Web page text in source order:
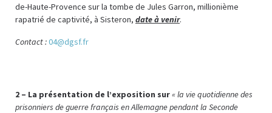
de-Haute-Provence sur la tombe de Jules Garron, millionième
rapatrié de captivité, à Sisteron, date à venir.
Contact :04@dgsf.fr
2 – La présentation de l’exposition sur« la vie quotidienne des
prisonniers de guerre français en Allemagne pendant la Seconde